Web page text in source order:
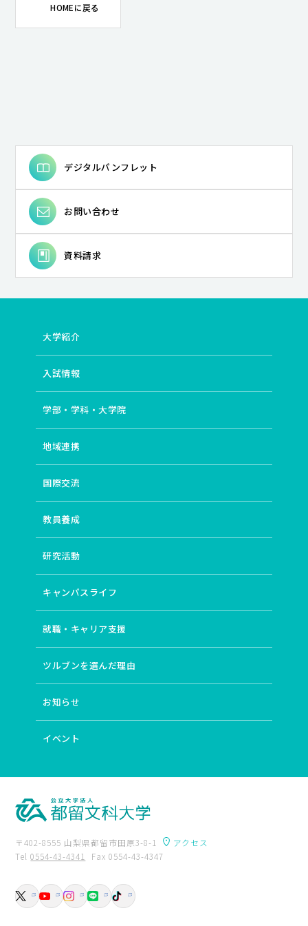
キャンパスライフ
入試資料請求
お問い合わせ
HOMEに戻る
デジタルパンフレット
お問い合わせ
資料請求
大学紹介
入試情報
学部・学科・大学院
地域連携
国際交流
教員養成
研究活動
キャンパスライフ
就職・キャリア支援
ツルブンを選んだ理由
お知らせ
イベント
〒402-8555 山梨県都留市田原3-8-1
アクセス
Tel0554-43-4341 Fax 0554-43-4347